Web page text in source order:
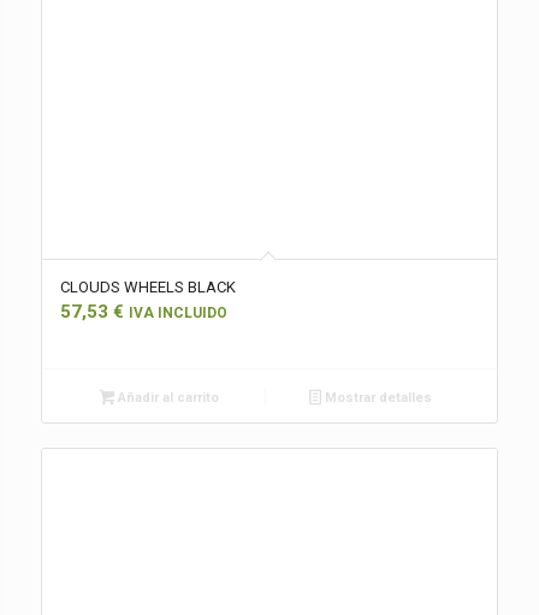
CLOUDS WHEELS BLACK
57,53 € IVA INCLUIDO
Añadir al carrito Mostrar detalles